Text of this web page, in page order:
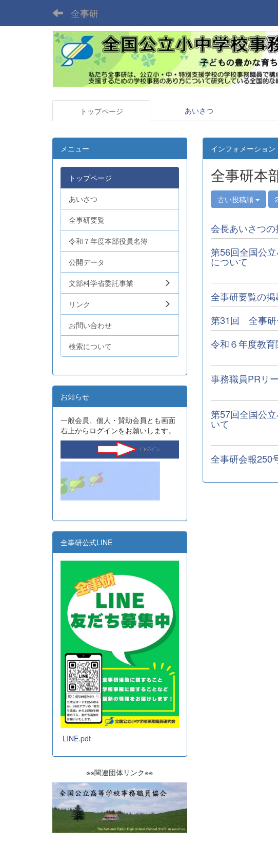
全事研
トップページ あいさつ
インフォメーション
全事研本
古い投稿順
会長あいさつ
第56回全国公
について
全事研要覧の
第31回 全事研
令和６年度教
事務職員PRリ
第57回全国公
いて
全事研会報250
メニュー
トップページ
あいさつ
全事研要覧
令和７年度本部役員名簿
公開データ
文部科学省委託事業
リンク
お問い合わせ
検索について
お知らせ
一般会員、個人・賛助会員とも画面
右上からログインをお願いします。
全事研公式LINE
LINE.pdf
※※関連団体リンク※※